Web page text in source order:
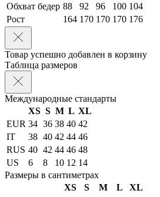
Обхват бедер 88 92 96 100 104
Рост
164 170 170 170 176
Товар успешно добавлен в корзину
Таблица размеров
Международные стандарты
XS S M L XL
EUR 34 36 38 40 42
IT
38 40 42 44 46
RUS 40 42 44 46 48
US
6 8 10 12 14
Размеры в сантиметрах
XS
S M L
XL